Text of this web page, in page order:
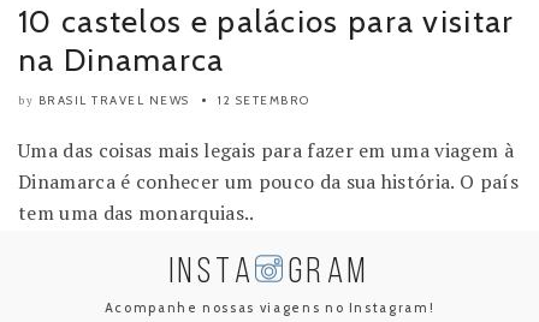
10 castelos e palácios para visitar
na Dinamarca
by BRASIL TRAVEL NEWS 12 SETEMBRO
Uma das coisas mais legais para fazer em uma viagem à
Dinamarca é conhecer um pouco da sua história. O país
tem uma das monarquias..
INSTA GRAM
Acompanhe nossas viagens no Instagram!